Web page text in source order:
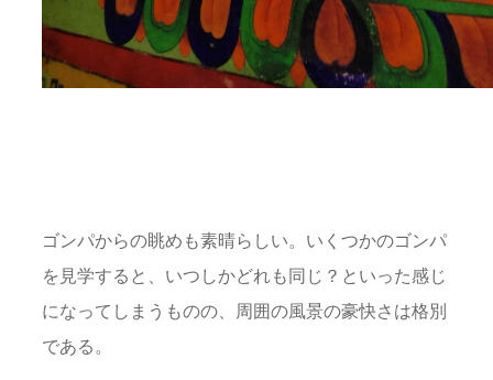
ゴンパからの眺めも素晴らしい。いくつかのゴンパ
を見学すると、いつしかどれも同じ？といった感じ
になってしまうものの、周囲の風景の豪快さは格別
である。